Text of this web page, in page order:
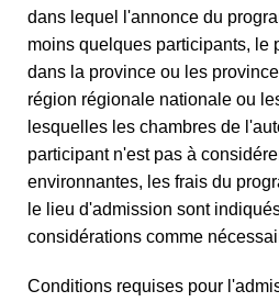
dans lequel l'annonce du
moins quelques participants, le
dans la province ou les
région régionale nationale ou
lesquelles les chambres de
participant n'est pas à
environnantes, les frais du
le lieu d'admission sont
considérations comme
Conditions requises pour